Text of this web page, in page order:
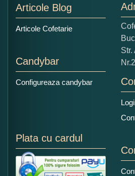
Copiati alaturi numarul din
Articole Blog
Articole Cofetarie
Candybar
Configureaza candybar
Plata cu cardul